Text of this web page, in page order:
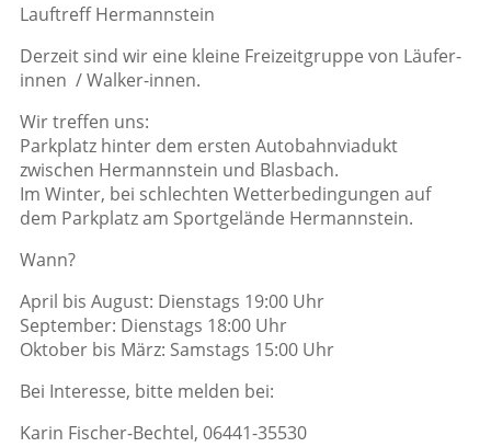
Lauftreff Hermannstein
Derzeit sind wir eine kleine Freizeitgruppe von Läufer-
innen / Walker-innen.
Wir treffen uns:
Parkplatz hinter dem ersten Autobahnviadukt
zwischen Hermannstein und Blasbach.
Im Winter, bei schlechten Wetterbedingungen auf
dem Parkplatz am Sportgelände Hermannstein.
Wann?
April bis August: Dienstags 19:00 Uhr
September: Dienstags 18:00 Uhr
Oktober bis März: Samstags 15:00 Uhr
Bei Interesse, bitte melden bei:
Karin Fischer-Bechtel, 06441-35530